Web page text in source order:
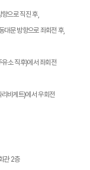
으로 직진 후,
대문 방향으로 좌회전 후,
소 직후)에서 좌회전
바게트)에서 우회전
관 2층